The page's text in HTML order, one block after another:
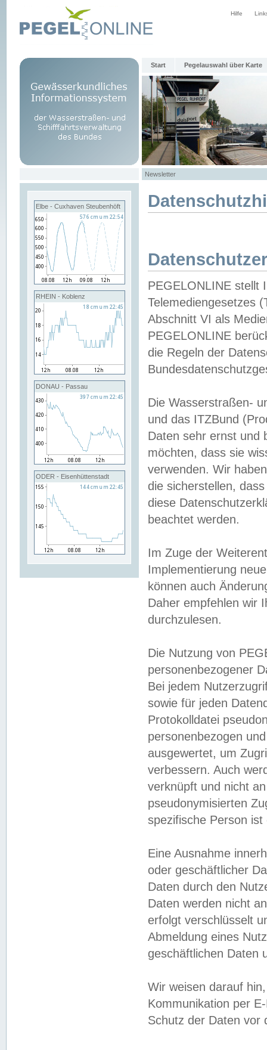
Hilfe
Start Pegelauswahl über Karte
Newsletter
Elbe - Cuxhaven Steubenhöft
RHEIN - Koblenz
DONAU - Passau
ODER - Eisenhüttenstadt
PEGELONLINE stellt
Telemediengesetzes
Abschnitt VI als
PEGELONLINE
die Regeln der
Die Wasserstraßen-
und das ITZBund
Daten sehr ernst und
möchten, dass sie
verwenden. Wir
die sicherstellen,
diese
beachtet werden.
Im Zuge der
Implementierung
können auch
Daher empfehlen wir
durchzulesen.
Die Nutzung von
personenbezogener
Bei jedem
sowie für jeden
Protokolldatei
personenbezogen
ausgewertet, um
verbessern. Auch
verknüpft und nicht
pseudonymisierten
spezifische Person
Eine Ausnahme
oder geschäftlicher
Daten durch den
Daten werden nicht
erfolgt verschlüsselt
Abmeldung eines
geschäftlichen Daten
Wir weisen darauf
Kommunikation per
Schutz der Daten vor